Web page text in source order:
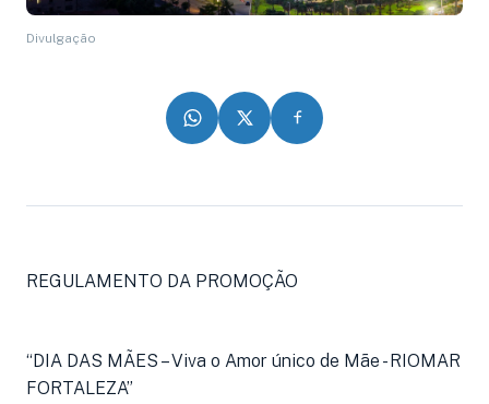
Divulgação
REGULAMENTO DA PROMOÇÃO
“DIA DAS MÃES – Viva o Amor único de Mãe - RIOMAR
FORTALEZA”